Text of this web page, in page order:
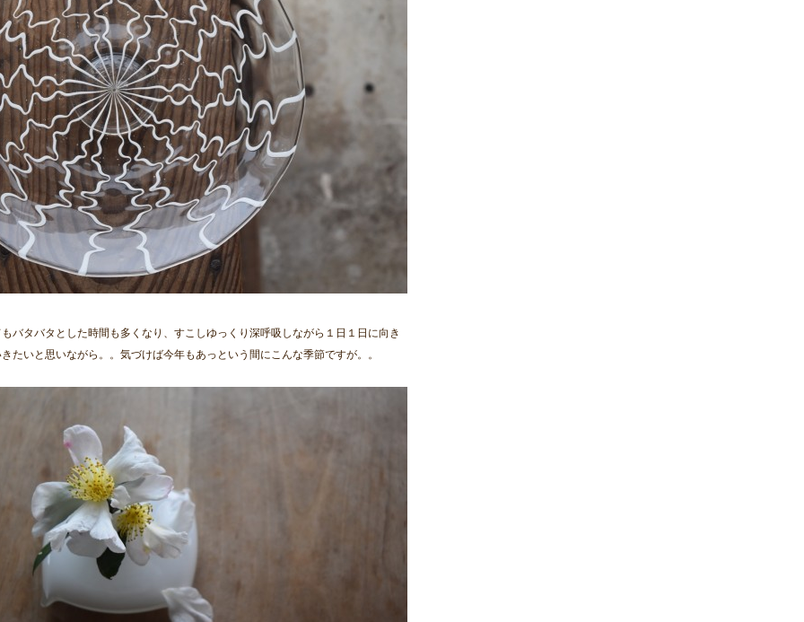
バタバタとした時間も多くなり、すこしゆっくり深呼吸しながら１日１日に向き
たいと思いながら。。気づけば今年もあっという間にこんな季節ですが。。